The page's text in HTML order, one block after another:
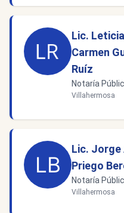
Lic. Leticia
Carmen
Ruíz
Notaría
Villahermosa
Lic.
Priego
Notaría
Villahermosa